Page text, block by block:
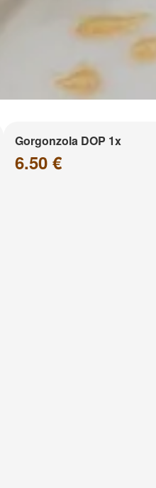
Gorgonzola DOP 1x
6.50 €